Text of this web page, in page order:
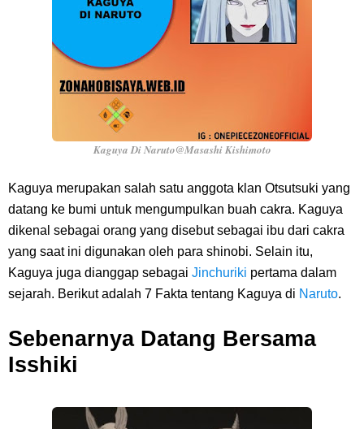
Cara Daftar Danamon Mobile Banking, Mudah Banget Dan Lengkap
7 Fakta Elbaph One Piece, Menjadi Tempat Yang Sangat Ingin
Dikunjungi Usopp
7 Fakta Ivankov One Piece, Orang Yang Mampu Menipu Sensor
Wanita Milik Sanji
7 Klub Pertama Yang Menjuarai Liga Champions, Apa Klub Jagoan
Arti Bendera Palau, Negara Kepulauan Yang Berada Di Kawasan
Cara Membuat Linktree Instagram, Sangat Mudah Untuk Kamu
Kaguya Di Naruto@Masashi Kishimoto
Kaguya merupakan salah satu anggota klan Otsutsuki yang
datang ke bumi untuk mengumpulkan buah cakra. Kaguya
dikenal sebagai orang yang disebut sebagai ibu dari cakra
yang saat ini digunakan oleh para shinobi. Selain itu,
Kaguya juga dianggap sebagai Jinchuriki pertama dalam
sejarah. Berikut adalah 7 Fakta tentang Kaguya di Naruto.
Sebenarnya Datang Bersama
Isshiki